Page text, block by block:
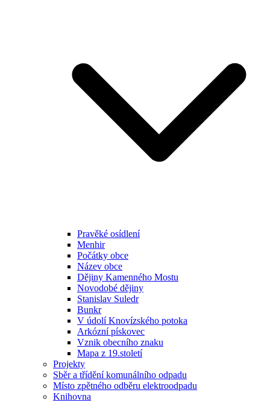
Pravěké osídlení
Menhir
Počátky obce
Název obce
Dějiny Kamenného Mostu
Novodobé dějiny
Stanislav Suledr
Bunkr
V údolí Knovízského potoka
Arkózní pískovec
Vznik obecního znaku
Mapa z 19.století
Projekty
Sběr a třídění komunálního odpadu
Místo zpětného odběru elektroodpadu
Knihovna